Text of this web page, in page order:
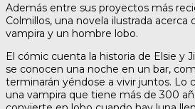
Además entre sus proyectos más
Colmillos, una novela ilustrada
vampira y un hombre lobo.
El cómic cuenta la historia de Elsie y
se conocen una noche en un bar,
terminarán yéndose a vivir juntos. Lo
una vampira que tiene más de 300